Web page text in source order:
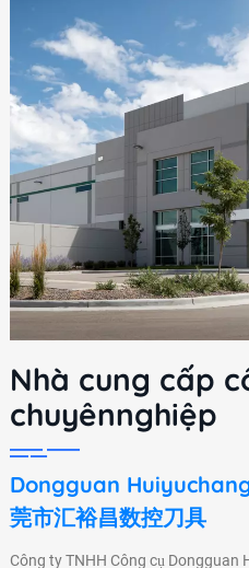
Nhà cung cấp
chuyênnghiệp
Dongguan
莞市汇裕昌数控刀具
Công ty TNHH Công cụ Dongguan